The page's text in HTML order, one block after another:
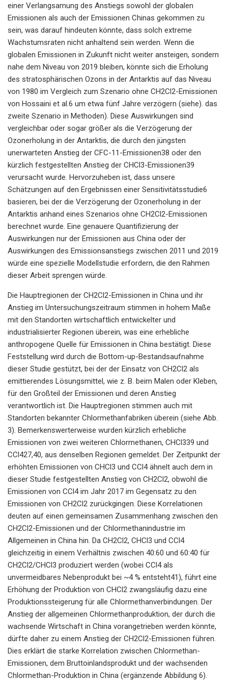
einer Verlangsamung des Anstiegs sowohl der globalen
Emissionen als auch der Emissionen Chinas gekommen zu
sein, was darauf hindeuten könnte, dass solch extreme
Wachstumsraten nicht anhaltend sein werden. Wenn die
globalen Emissionen in Zukunft nicht weiter ansteigen, sondern
nahe dem Niveau von 2019 bleiben, könnte sich die Erholung
des stratosphärischen Ozons in der Antarktis auf das Niveau
von 1980 im Vergleich zum Szenario ohne CH2Cl2-Emissionen
von Hossaini et al.6 um etwa fünf Jahre verzögern (siehe). das
zweite Szenario in Methoden). Diese Auswirkungen sind
vergleichbar oder sogar größer als die Verzögerung der
Ozonerholung in der Antarktis, die durch den jüngsten
unerwarteten Anstieg der CFC-11-Emissionen38 oder den
kürzlich festgestellten Anstieg der CHCl3-Emissionen39
verursacht wurde. Hervorzuheben ist, dass unsere
Schätzungen auf den Ergebnissen einer Sensitivitätsstudie6
basieren, bei der die Verzögerung der Ozonerholung in der
Antarktis anhand eines Szenarios ohne CH2Cl2-Emissionen
berechnet wurde. Eine genauere Quantifizierung der
Auswirkungen nur der Emissionen aus China oder der
Auswirkungen des Emissionsanstiegs zwischen 2011 und 2019
würde eine spezielle Modellstudie erfordern, die den Rahmen
dieser Arbeit sprengen würde.
Die Hauptregionen der CH2Cl2-Emissionen in China und ihr
Anstieg im Untersuchungszeitraum stimmen in hohem Maße
mit den Standorten wirtschaftlich entwickelter und
industrialisierter Regionen überein, was eine erhebliche
anthropogene Quelle für Emissionen in China bestätigt. Diese
Feststellung wird durch die Bottom-up-Bestandsaufnahme
dieser Studie gestützt, bei der der Einsatz von CH2Cl2 als
emittierendes Lösungsmittel, wie z. B. beim Malen oder Kleben,
für den Großteil der Emissionen und deren Anstieg
verantwortlich ist. Die Hauptregionen stimmen auch mit
Standorten bekannter Chlormethanfabriken überein (siehe Abb.
3). Bemerkenswerterweise wurden kürzlich erhebliche
Emissionen von zwei weiteren Chlormethanen, CHCl339 und
CCl427,40, aus denselben Regionen gemeldet. Der Zeitpunkt der
erhöhten Emissionen von CHCl3 und CCl4 ähnelt auch dem in
dieser Studie festgestellten Anstieg von CH2Cl2, obwohl die
Emissionen von CCl4 im Jahr 2017 im Gegensatz zu den
Emissionen von CH2Cl2 zurückgingen. Diese Korrelationen
deuten auf einen gemeinsamen Zusammenhang zwischen den
CH2Cl2-Emissionen und der Chlormethanindustrie im
Allgemeinen in China hin. Da CH2Cl2, CHCl3 und CCl4
gleichzeitig in einem Verhältnis zwischen 40:60 und 60:40 für
CH2Cl2/CHCl3 produziert werden (wobei CCl4 als
unvermeidbares Nebenprodukt bei ~4 % entsteht41), führt eine
Erhöhung der Produktion von CHCl2 zwangsläufig dazu eine
Produktionssteigerung für alle Chlormethanverbindungen. Der
Anstieg der allgemeinen Chlormethanproduktion, der durch die
wachsende Wirtschaft in China vorangetrieben werden könnte,
dürfte daher zu einem Anstieg der CH2Cl2-Emissionen führen.
Dies erklärt die starke Korrelation zwischen Chlormethan-
Emissionen, dem Bruttoinlandsprodukt und der wachsenden
Chlormethan-Produktion in China (ergänzende Abbildung 6).